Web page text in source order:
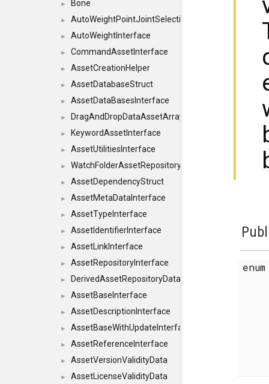
► Bone
► AutoWeightPointJointSelections
► AutoWeightInterface
► CommandAssetInterface
► AssetCreationHelper
► AssetDatabaseStruct
► AssetDataBasesInterface
► DragAndDropDataAssetArray
► KeywordAssetInterface
► AssetUtilitiesInterface
► WatchFolderAssetRepositoryInterface
► AssetDependencyStruct
► AssetMetaDataInterface
► AssetTypeInterface
► AssetIdentifierInterface
► AssetLinkInterface
► AssetRepositoryInterface
► DerivedAssetRepositoryDataInterface
► AssetBaseInterface
► AssetDescriptionInterface
► AssetBaseWithUpdateInterface
► AssetReferenceInterface
► AssetVersionValidityData
► AssetLicenseValidityData